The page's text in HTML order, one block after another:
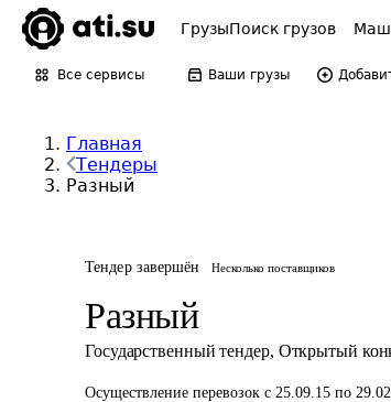
ГрузыПоиск грузов
Все сервисы Ваши грузы
Главная
Тендеры
Разный
Тендер завершён Несколько поставщиков
Разный
Государственный тендер, Открытый
Осуществление перевозок с 25.09.15 по